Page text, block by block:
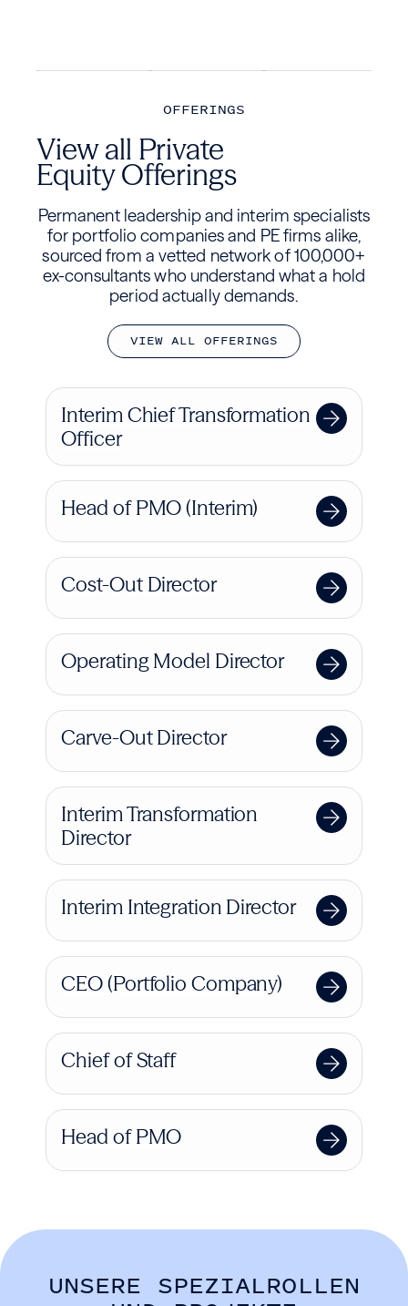
OFFERINGS
View all Private
Equity Offerings
Permanent leadership and interim specialists
for portfolio companies and PE firms alike,
sourced from a vetted network of 100,000+
ex-consultants who understand what a hold
period actually demands.
VIEW ALL OFFERINGS
Interim Chief Transformation
Officer
Head of PMO (Interim)
Cost-Out Director
Operating Model Director
Carve-Out Director
Interim Transformation
Director
Interim Integration Director
CEO (Portfolio Company)
Chief of Staff
Head of PMO
UNSERE SPEZIALROLLEN